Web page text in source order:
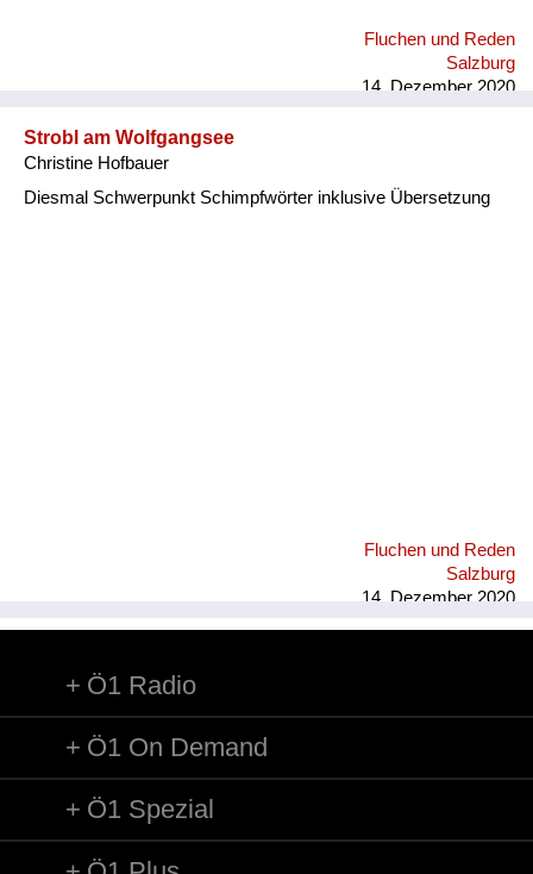
Fluchen und Reden
Salzburg
14. Dezember 2020
Strobl am Wolfgangsee
Christine Hofbauer
Diesmal Schwerpunkt Schimpfwörter inklusive Übersetzung
Fluchen und Reden
Salzburg
14. Dezember 2020
Ö1 Radio
Ö1 On Demand
Ö1 Spezial